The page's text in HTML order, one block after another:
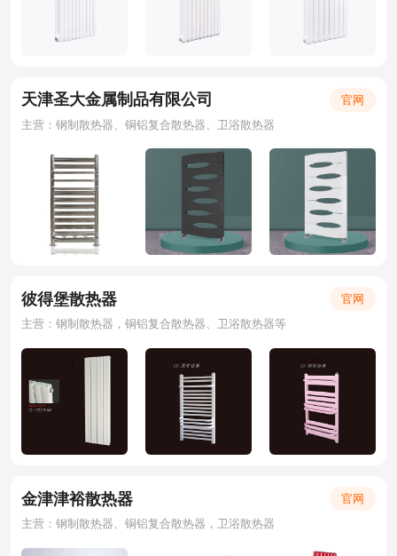
天津圣大金属制品有限公司
官网
主营：钢制散热器、铜铝复合散热器、卫浴散热器
彼得堡散热器
官网
主营：钢制散热器，铜铝复合散热器、卫浴散热器等
金津津裕散热器
官网
主营：钢制散热器、铜铝复合散热器，卫浴散热器